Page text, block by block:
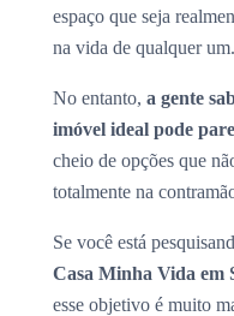
espaço que seja
na vida de qualquer um.
No entanto, a gente
imóvel ideal pode
cheio de opções que
totalmente na
Se você está
Casa Minha Vida em
esse objetivo é muito